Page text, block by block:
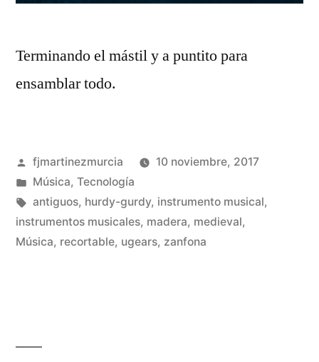
Terminando el mástil y a puntito para
ensamblar todo.
Publicado
por
fjmartinezmurcia
10 noviembre, 2017
Publicado
en
Música, Tecnología
Etiquetas:
antiguos, hurdy-gurdy, instrumento musical,
instrumentos musicales, madera, medieval,
Música, recortable, ugears, zanfona